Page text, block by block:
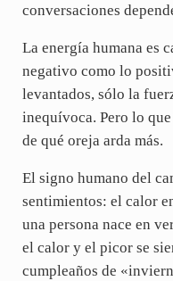
conversaciones
La energía humana es
negativo como lo
levantados, sólo la
inequívoca. Pero lo
de qué oreja arda más.
El signo humano del
sentimientos: el calor
una persona nace en
el calor y el picor se
cumpleaños de